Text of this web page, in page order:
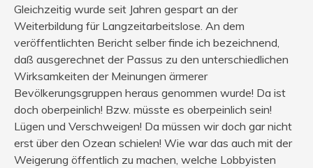
Gleichzeitig wurde seit Jahren gespart an der
Weiterbildung für Langzeitarbeitslose. An dem
veröffentlichten Bericht selber finde ich bezeichnend,
daß ausgerechnet der Passus zu den unterschiedlichen
Wirksamkeiten der Meinungen ärmerer
Bevölkerungsgruppen heraus genommen wurde! Da ist
doch oberpeinlich! Bzw. müsste es oberpeinlich sein!
Lügen und Verschweigen! Da müssen wir doch gar nicht
erst über den Ozean schielen! Wie war das auch mit der
Weigerung öffentlich zu machen, welche Lobbyisten